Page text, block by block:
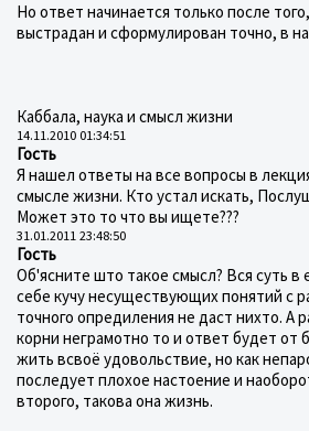
Но ответ начинается только после
выстрадан и сформулирован точно, в
Каббала, наука и смысл жизни
14.11.2010 01:34:51
Гость
Я нашел ответы на все вопросы в
смысле жизни. Кто устал искать,
Может это то что вы ищете???
31.01.2011 23:48:50
Гость
Об'ясните што такое смысл? Вся суть
себе кучу несуществующих понятий с
точного опредиления не даст нихто. А
корни неграмотно то и ответ будет от
жить всвоё удовольствие, но как
последует плохое настоение и
второго, такова она жизнь.